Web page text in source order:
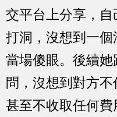
交平台上分享，
打洞，沒想到一
當場傻眼。後續
問，沒想到對方不
甚至不收取任何